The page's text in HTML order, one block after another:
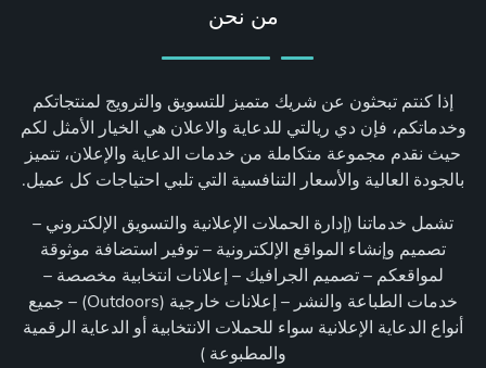
من نحن
إذا كنتم تبحثون عن شريك متميز للتسويق والترويج لمنتجاتكم
وخدماتكم، فإن دي ريالتي للدعاية والاعلان هي الخيار الأمثل لكم
حيث نقدم مجموعة متكاملة من خدمات الدعاية والإعلان، تتميز
بالجودة العالية والأسعار التنافسية التي تلبي احتياجات كل عميل.
تشمل خدماتنا (إدارة الحملات الإعلانية والتسويق الإلكتروني –
تصميم وإنشاء المواقع الإلكترونية – توفير استضافة موثوقة
لمواقعكم – تصميم الجرافيك – إعلانات انتخابية مخصصة –
خدمات الطباعة والنشر – إعلانات خارجية (Outdoors) – جميع
أنواع الدعاية الإعلانية سواء للحملات الانتخابية أو الدعاية الرقمية
والمطبوعة )